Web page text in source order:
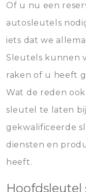
Of u nu een
autosleutels
iets dat we
Sleutels kunnen
raken of u heeft
Wat de reden
sleutel te laten
gekwalificeerde
diensten en
heeft.
Hoofdsleutel